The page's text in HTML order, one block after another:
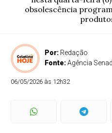
obsolescência
Por: Redação
Fonte:Agência
06/05/2026 às 12h32